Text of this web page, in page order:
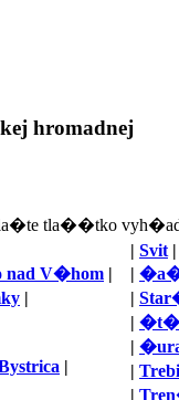
hromadnej
tla��tko
nad V�hom |
|
|
| Svit |
|
|
|
|
|
|